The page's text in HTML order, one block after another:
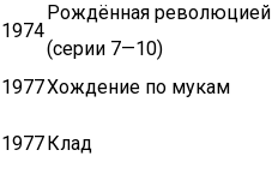
1974
Рождённая революцией
(серии 7—10)
1977Хождение по мукам
1977Клад